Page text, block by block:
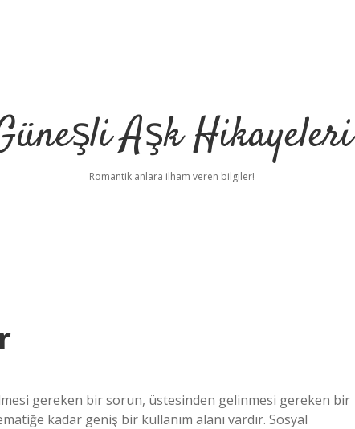
Aşk Hikayeleri
Romantik anlara ilham veren bilgiler!
gereken bir sorun, üstesinden gelinmesi gereken bir
kadar geniş bir kullanım alanı vardır. Sosyal